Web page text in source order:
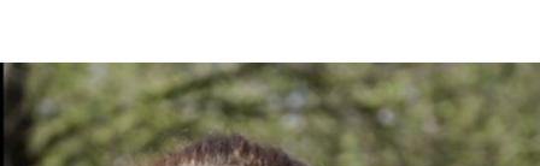
En tant qu'abonné, découvre des conten